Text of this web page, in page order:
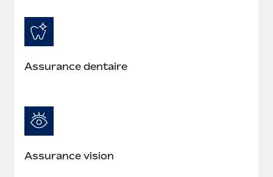
Assurance dentaire
Assurance vision